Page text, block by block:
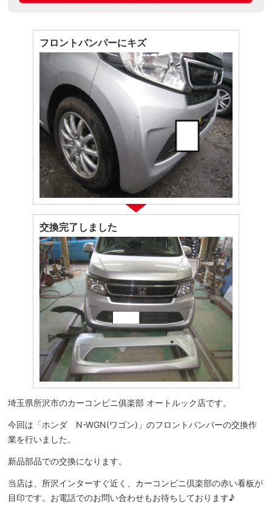
フロントバンパーにキズ
交換完了しました
埼玉県所沢市のカーコンビニ俱楽部 オートルック店です。
今回は「ホンダ N-WGN(ワゴン)」のフロントバンパーの交換作
業を行いました。
新品部品での交換になります。
当店は、所沢インターすぐ近く、カーコンビニ倶楽部の赤い看板が
目印です。お電話でのお問い合わせもお待ちしております♪